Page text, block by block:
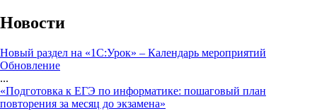
Новости
Новый раздел на «1С:Урок» – Календарь мероприятий
Обновление
...
«Подготовка к ЕГЭ по информатике: пошаговый план
повторения за месяц до экзамена»